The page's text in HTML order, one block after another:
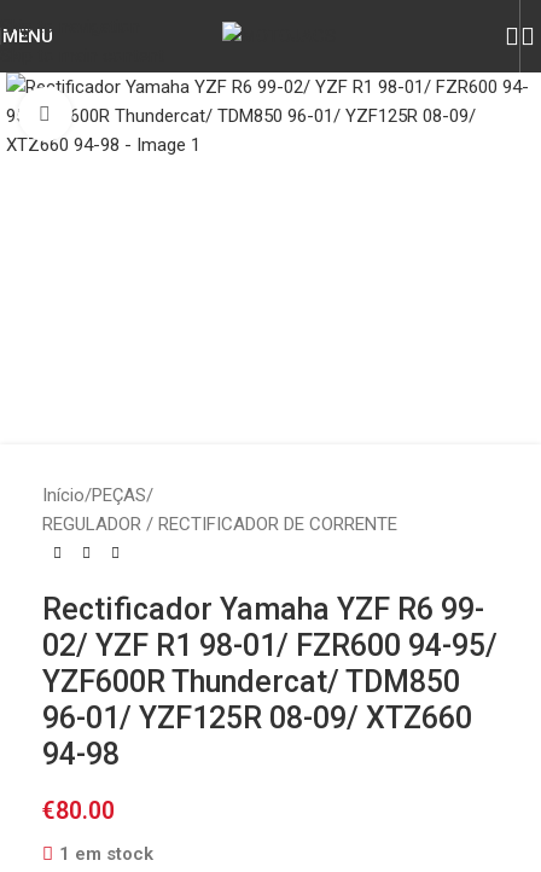
Skip to navigation
MENU
Click to enlarge
Início/PEÇAS/
REGULADOR / RECTIFICADOR DE CORRENTE
Rectificador Yamaha YZF R6 99-
02/ YZF R1 98-01/ FZR600 94-95/
YZF600R Thundercat/ TDM850
96-01/ YZF125R 08-09/ XTZ660
94-98
€80.00
1 em stock